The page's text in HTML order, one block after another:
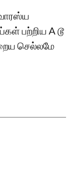
பற்றிய A டூ
செல்லமே